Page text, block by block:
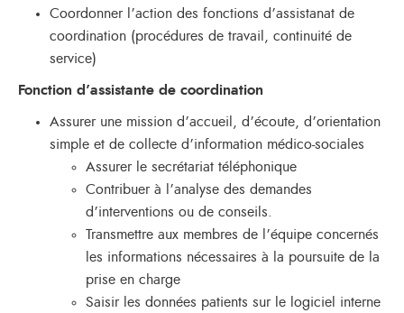
Coordonner l’action des fonctions d’assistanat de
coordination (procédures de travail, continuité de
service)
Fonction d’assistante de coordination
Assurer une mission d’accueil, d’écoute, d’orientation
simple et de collecte d’information médico-sociales
Assurer le secrétariat téléphonique
Contribuer à l’analyse des demandes
d’interventions ou de conseils.
Transmettre aux membres de l’équipe concernés
les informations nécessaires à la poursuite de la
prise en charge
Saisir les données patients sur le logiciel interne